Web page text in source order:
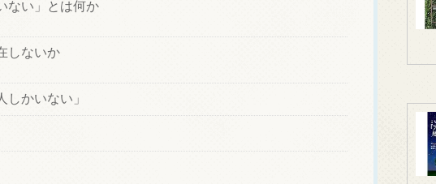
ない」とは何か
しないか
かいない」